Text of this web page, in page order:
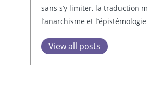
sans s’y limiter, la traduction
l’anarchisme et
View all posts